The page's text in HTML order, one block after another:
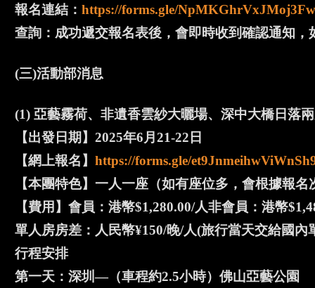
報名連結： https://forms.gle/
查詢：成功遞交報名表後，會即時收到確認通知
(三)活動部消息
(1) 亞藝霧荷、非遺香雲紗大曬場、深中大橋日落
【出發日期】2025年6月21-22日
【網上報名】 https://forms.gle/
【本團特色】一人一座（如有座位多，會根據報
【費用】會員：港幣$1,280.00/人非會員：港幣
單人房房差：人民幣¥150/晚/人(旅行當天交給國內
行程安排
第一天：深圳—（車程約2.5小時）佛山亞藝公園